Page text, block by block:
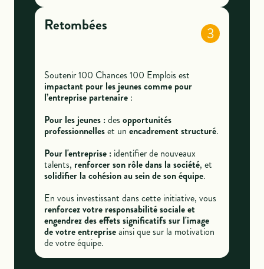
Retombées 3
Soutenir 100 Chances 100 Emplois est
impactant pour les jeunes comme pour
l’entreprise partenaire:
Pour les jeunes :des opportunités
professionnelleset un encadrement structuré.
Pour l'entreprise :identifier de nouveaux
talents, renforcer son rôle dans la société, et
solidifier la cohésion au sein de son équipe.
En vous investissant dans cette initiative, vous
renforcez votre responsabilité sociale et
engendrez des effets significatifs sur l'image
de votre entrepriseainsi que sur la motivation
de votre équipe.